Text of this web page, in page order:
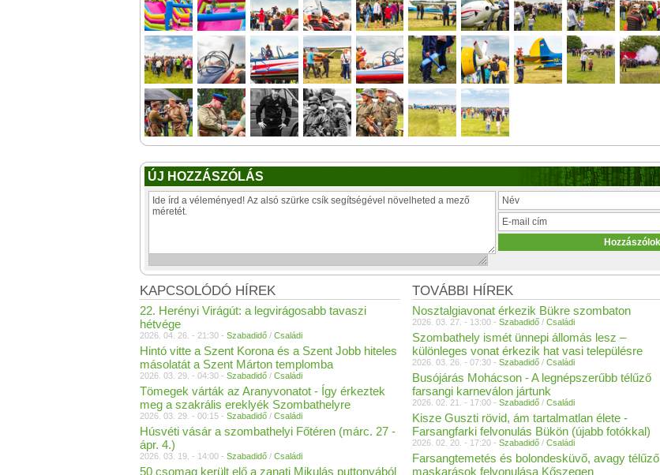
ÚJ HOZZÁSZÓLÁS
TOVÁBBI HÍREK
Nosztalgiavonat érkezik Bükre szombaton
2026. 03. 27. - 13:00 - Szabadidő / Családi
Szombathely ismét ünnepi állomás lesz –
különleges vonat érkezik hat vasi településre
2026. 03. 26. - 07:30 - Szabadidő / Családi
Busójárás Mohácson - A legnépszerűbb télűző
farsangi karneválon jártunk
2026. 02. 21. - 17:00 - Szabadidő / Családi
Kisze Guszti rövid, ám tartalmatlan élete -
Farsangfarki felvonulás Bükön (újabb fotókkal)
2026. 02. 20. - 17:20 - Szabadidő / Családi
Farsangtemetés és bolondesküvő, avagy télűző
maskarások felvonulása Kőszegen
KAPCSOLÓDÓ HÍREK
22. Herényi Virágút: a legvirágosabb tavaszi
hétvége
2026. 04. 26. - 21:30 - Szabadidő / Családi
Hintó vitte a Szent Korona és a Szent Jobb hiteles
másolatát a Szent Márton templomba
2026. 03. 29. - 04:30 - Szabadidő / Családi
Tömegek várták az Aranyvonatot - Így érkeztek
meg a szakrális ereklyék Szombathelyre
2026. 03. 29. - 00:15 - Szabadidő / Családi
Húsvéti vásár a szombathelyi Főtéren (márc. 27 -
ápr. 4.)
2026. 03. 19. - 14:00 - Szabadidő / Családi
50 csomag került elő a zanati Mikulás puttonyából